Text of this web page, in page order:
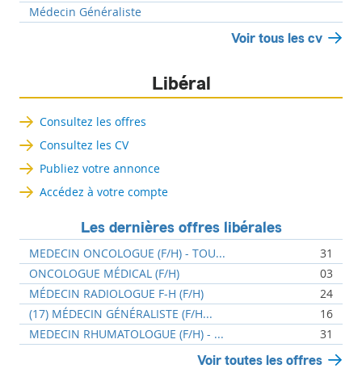
Médecin Généraliste
Voir tous les cv
Libéral
Consultez les offres
Consultez les CV
Publiez votre annonce
Accédez à votre compte
Les dernières offres libérales
MEDECIN ONCOLOGUE (F/H) - TOU...
31
ONCOLOGUE MÉDICAL (F/H)
03
MÉDECIN RADIOLOGUE F-H (F/H)
24
(17) MÉDECIN GÉNÉRALISTE (F/H...
16
MEDECIN RHUMATOLOGUE (F/H) - ...
31
Voir toutes les offres